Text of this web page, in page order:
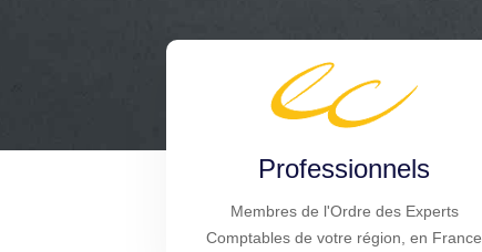
Professionnels
Membres de l'Ordre des Experts
Comptables de votre région, en France